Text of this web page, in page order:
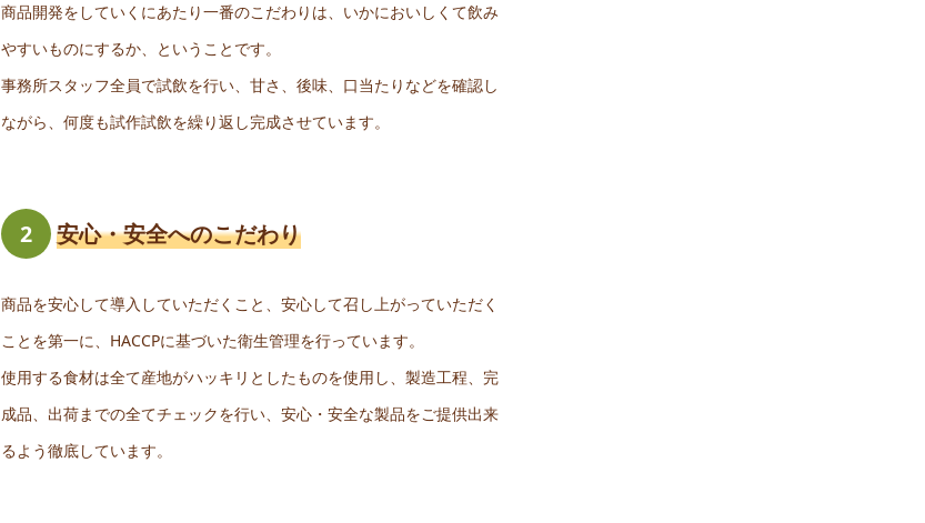
商品開発をしていくにあたり一番のこだわりは、いかにおいしくて飲み
やすいものにするか、ということです。
事務所スタッフ全員で試飲を行い、甘さ、後味、口当たりなどを確認し
ながら、何度も試作試飲を繰り返し完成させています。
2 安心・安全へのこだわり
商品を安心して導入していただくこと、安心して召し上がっていただく
ことを第一に、HACCPに基づいた衛生管理を行っています。
使用する食材は全て産地がハッキリとしたものを使用し、製造工程、完
成品、出荷までの全てチェックを行い、安心・安全な製品をご提供出来
るよう徹底しています。